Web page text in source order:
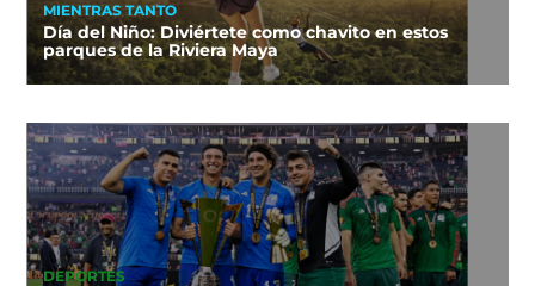
MIENTRAS TANTO
Día del Niño: Diviértete como chavito en estos
parques de la Riviera Maya
DEPORTES